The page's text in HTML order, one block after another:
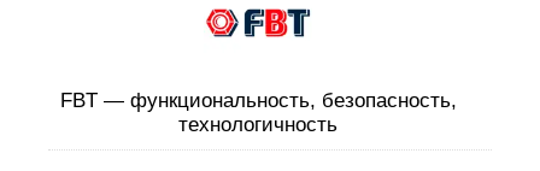
FBT — функциональность, безопасность,
технологичность